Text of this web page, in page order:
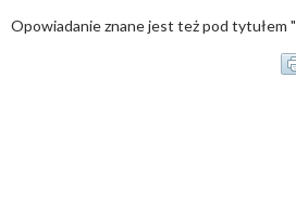
Opowiadanie znane jest też pod tytułem "